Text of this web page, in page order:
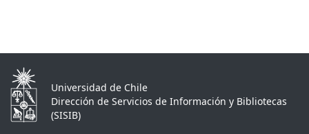
Universidad de Chile
Dirección de Servicios de Información y Bibliotecas
(SISIB)